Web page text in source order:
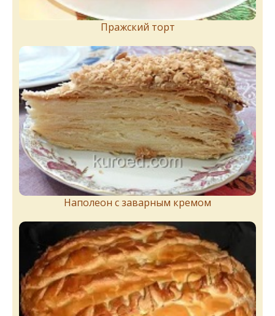
Пражский торт
Наполеон с заварным кремом